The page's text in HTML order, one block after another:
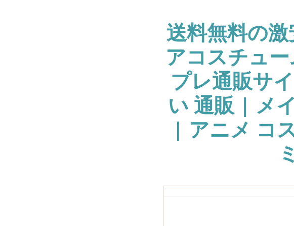
送料無料の
アコスチュ
プレ通販サ
い 通販 | メ
| アニメ コ